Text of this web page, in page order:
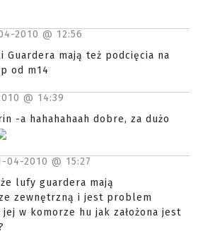
2010 @ 12:56
mają też podcięcia na
od m14
@ 14:39
-a hahahahaah dobre, za dużo
04-2010 @ 15:27
lufy guardera mają
zewnętrzną i jest problem
w komorze hu jak założona jest